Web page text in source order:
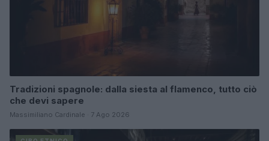
Tradizioni spagnole: dalla siesta al flamenco, tutto ciò
che devi sapere
Massimiliano Cardinale · 7 Ago 2026